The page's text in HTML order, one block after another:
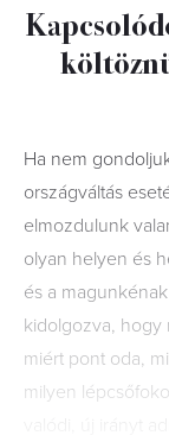
Ha nem
országváltás
elmozdulunk
olyan helyen és
és a
kidolgozva, hogy
miért pont oda,
milyen